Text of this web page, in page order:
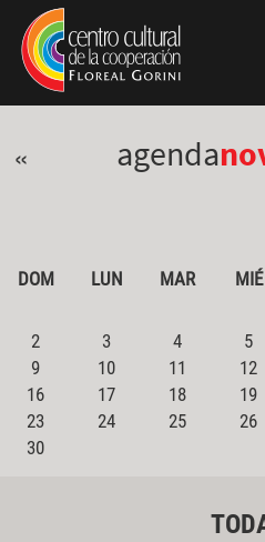
Pasar al contenido principal
Jump to main content
« agenda
DOM LUN MAR MIÉ
2
3 4 5
9
10 11 12
16
17 18 19
23
24 25 26
30